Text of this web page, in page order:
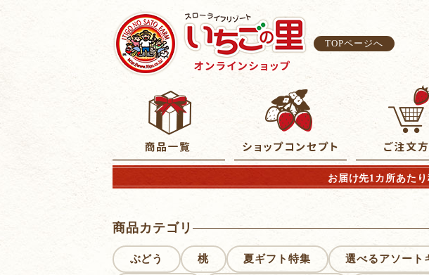
TOPページへ
お届け先1カ所あた
商品カテゴリ
ぶどう 桃 夏ギフト特集 選べるアソート